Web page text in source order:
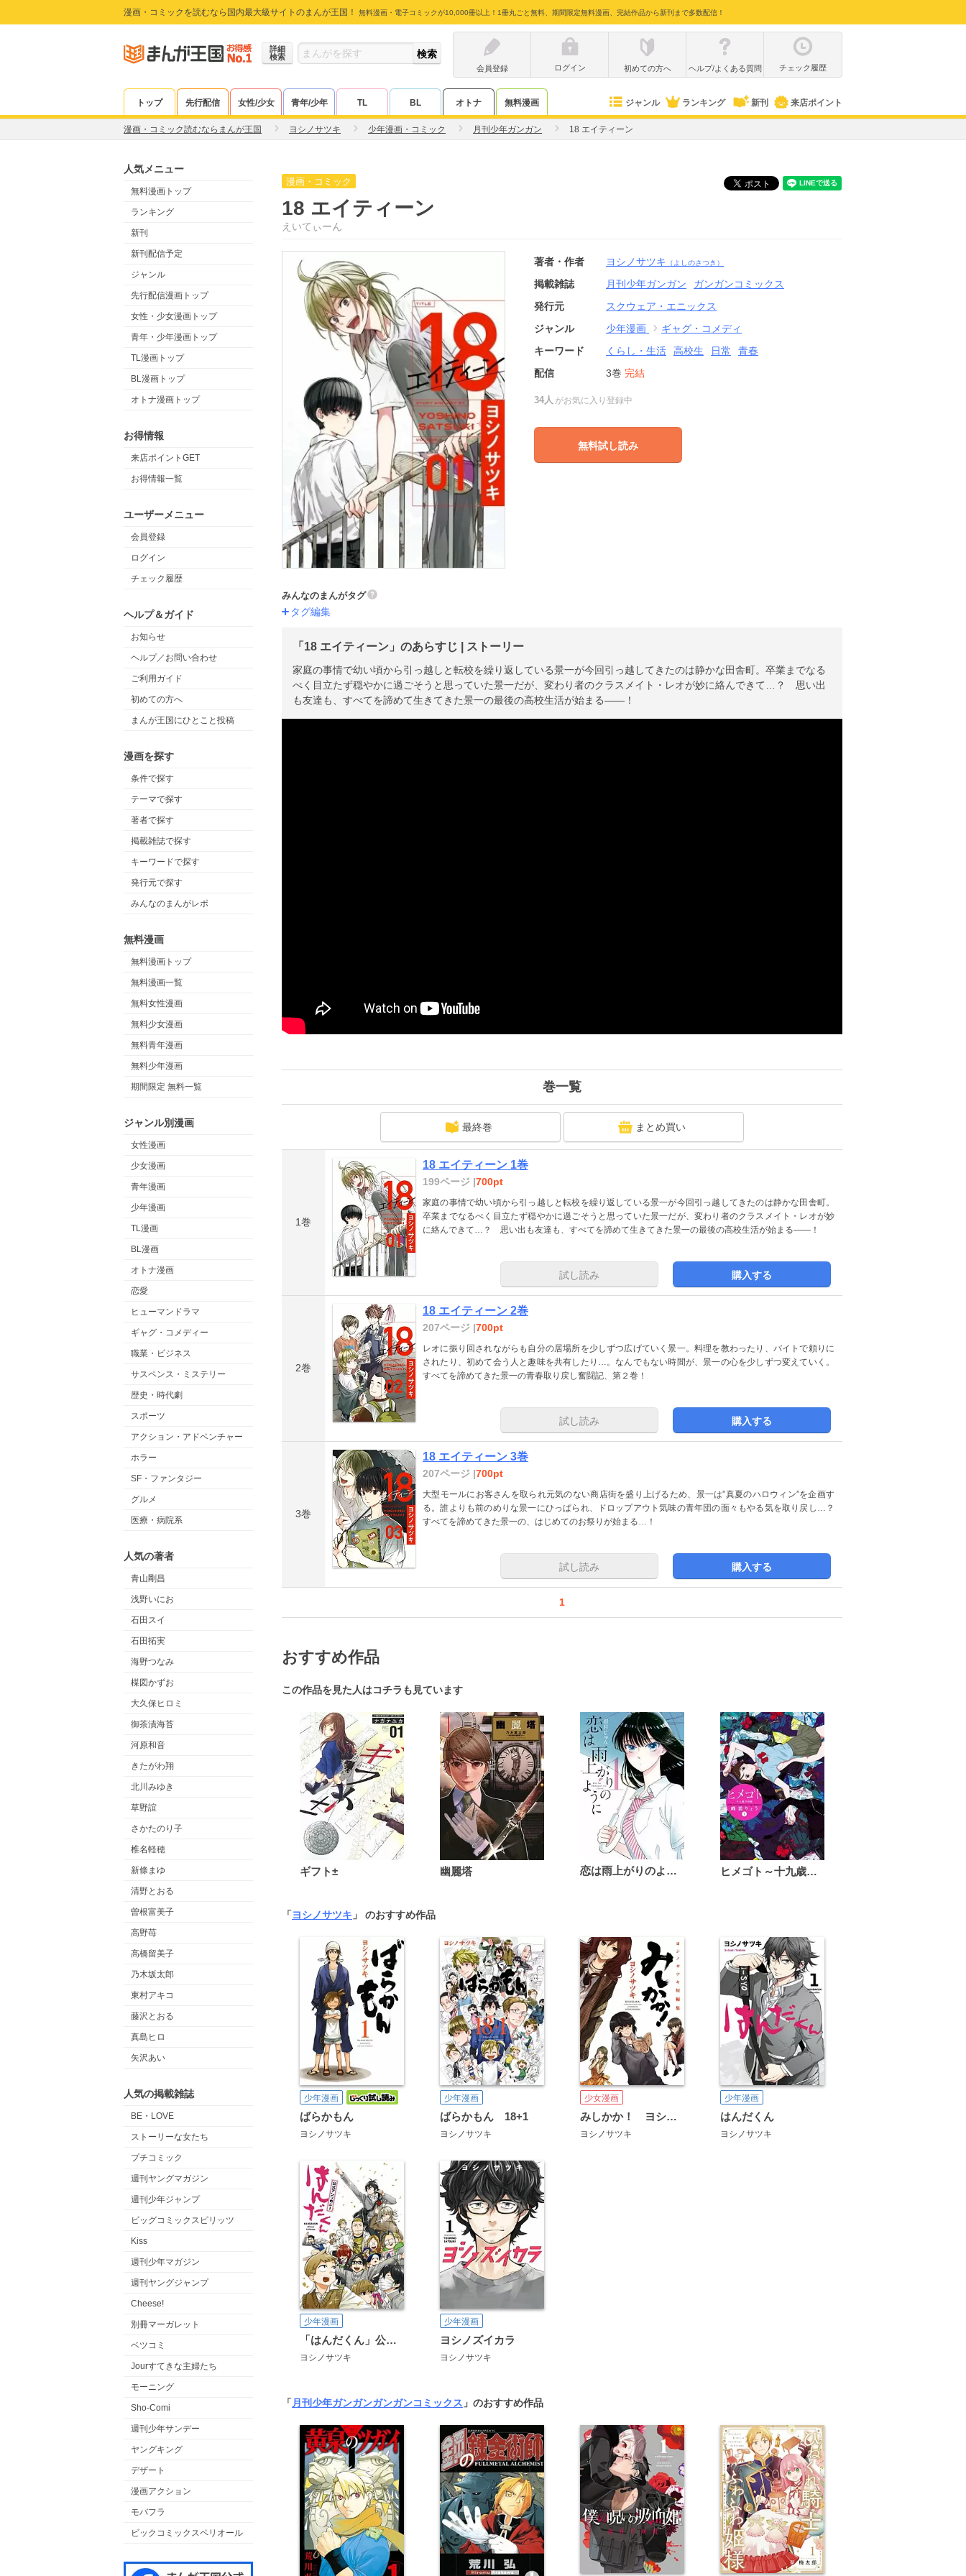
漫画・コミックを読むなら国内最大級サイトのまんが王国！ 無料漫画・電子コミックが10,000冊以上！1冊丸ごと無料、期間限定無料漫画、完結作品から新刊まで多数配信！
詳細
検索
会員登録
ログイン 初めての方へ ヘルプ/よくある質問 チェック履歴
トップ 先行配信 女性/少女 青年/少年 TL BL オトナ 無料漫画 ジャンル ランキング 新刊 来店ポイント
漫画・コミック読むならまんが王国 ヨシノサツキ 少年漫画・コミック 月刊少年ガンガン 18 エイティーン
人気メニュー
無料漫画トップ
ランキング
新刊
新刊配信予定
ジャンル
先行配信漫画トップ
女性・少女漫画トップ
青年・少年漫画トップ
TL漫画トップ
BL漫画トップ
オトナ漫画トップ
お得情報
来店ポイントGET
お得情報一覧
ユーザーメニュー
会員登録
ログイン
チェック履歴
ヘルプ＆ガイド
お知らせ
ヘルプ／お問い合わせ
ご利用ガイド
初めての方へ
まんが王国にひとこと投稿
漫画を探す
条件で探す
テーマで探す
著者で探す
掲載雑誌で探す
キーワードで探す
発行元で探す
みんなのまんがレポ
無料漫画
無料漫画トップ
無料漫画一覧
無料女性漫画
無料少女漫画
無料青年漫画
無料少年漫画
期間限定 無料一覧
ジャンル別漫画
女性漫画
少女漫画
青年漫画
少年漫画
TL漫画
BL漫画
オトナ漫画
恋愛
ヒューマンドラマ
ギャグ・コメディー
職業・ビジネス
サスペンス・ミステリー
歴史・時代劇
スポーツ
アクション・アドベンチャー
ホラー
SF・ファンタジー
グルメ
医療・病院系
人気の著者
青山剛昌
浅野いにお
石田スイ
石田拓実
海野つなみ
楳図かずお
大久保ヒロミ
御茶漬海苔
河原和音
きたがわ翔
北川みゆき
草野誼
さかたのり子
椎名軽穂
新條まゆ
清野とおる
曽根富美子
高野苺
高橋留美子
乃木坂太郎
東村アキコ
藤沢とおる
真島ヒロ
矢沢あい
人気の掲載雑誌
BE・LOVE
ストーリーな女たち
プチコミック
週刊ヤングマガジン
週刊少年ジャンプ
ビッグコミックスピリッツ
Kiss
週刊少年マガジン
週刊ヤングジャンプ
Cheese!
別冊マーガレット
ベツコミ
Jourすてきな主婦たち
モーニング
Sho-Comi
週刊少年サンデー
ヤングキング
デザート
漫画アクション
モバフラ
ビックコミックスペリオール
漫画・コミック
18 エイティーン
えいてぃーん
著者・作者 ヨシノサツキ （よしのさつき）
掲載雑誌 月刊少年ガンガン
ガンガンコミックス
発行元
スクウェア・エニックス
ジャンル
少年漫画
ギャグ・コメディ
キーワード
くらし・生活 高校生 日常
青春
配信
3巻 完結
34人 がお気に入り登録中
無料試し読み
みんなのまんがタグ
タグ編集
「18 エイティーン」のあらすじ | ストーリー
家庭の事情で幼い頃から引っ越しと転校を繰り返している景一が今回引っ越してきたのは静かな田舎町。卒業までなる
べく目立たず穏やかに過ごそうと思っていた景一だが、変わり者のクラスメイト・レオが妙に絡んできて…？ 思い出
も友達も、すべてを諦めて生きてきた景一の最後の高校生活が始まる――！
巻一覧
最終巻 まとめ買い
1巻
18 エイティーン 1巻
199ページ |700pt
家庭の事情で幼い頃から引っ越しと転校を繰り返している景一が今回引っ越してきたのは静かな田舎町。
卒業までなるべく目立たず穏やかに過ごそうと思っていた景一だが、変わり者のクラスメイト・レオが妙
に絡んできて…？ 思い出も友達も、すべてを諦めて生きてきた景一の最後の高校生活が始まる――！
試し読み 購入する
2巻
18 エイティーン 2巻
207ページ |700pt
レオに振り回されながらも自分の居場所を少しずつ広げていく景一。料理を教わったり、バイトで頼りに
されたり、初めて会う人と趣味を共有したり…。なんでもない時間が、景一の心を少しずつ変えていく。
すべてを諦めてきた景一の青春取り戻し奮闘記、第２巻！
試し読み 購入する
3巻
18 エイティーン 3巻
207ページ |700pt
大型モールにお客さんを取られ元気のない商店街を盛り上げるため、景一は”真夏のハロウィン”を企画す
る。誰よりも前のめりな景一にひっぱられ、ドロップアウト気味の青年団の面々もやる気を取り戻し…？
すべてを諦めてきた景一の、はじめてのお祭りが始まる…！
試し読み 購入する
1
おすすめ作品
この作品を見た人はコチラも見ています
ギフト± 幽麗塔 恋は雨上がりのように ヒメゴト～十九歳の制服～
「ヨシノサツキ 」 のおすすめ作品
少年漫画
ばらかもん
ヨシノサツキ
少年漫画
ばらかもん 18+1
ヨシノサツキ
少女漫画
みしかか！ ヨシノサツキ短編集
ヨシノサツキ
少年漫画
はんだくん
ヨシノサツキ
少年漫画
「はんだくん」公式アンソロジー
ヨシノサツキ
少年漫画
ヨシノズイカラ
ヨシノサツキ
「 月刊少年ガンガンガンガンコミックス 」のおすすめ作品